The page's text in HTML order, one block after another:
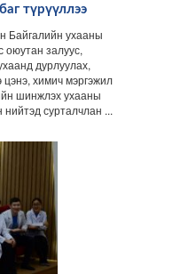
түрүүллээ
Байгалийн ухааны
залуус,
дурлуулах,
химич мэргэжил
шинжлэх ухааны
нийтэд сурталчлан ...